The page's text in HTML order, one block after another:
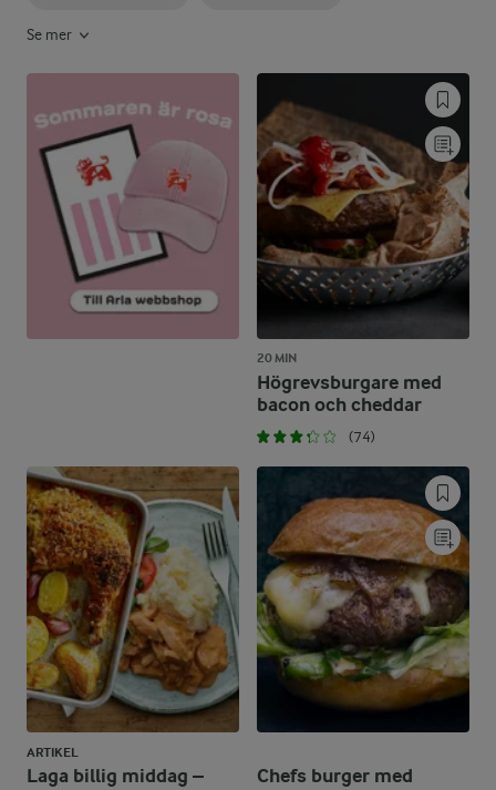
Se mer
20 MIN
Högrevsburgare med
bacon och cheddar
(74)
ARTIKEL
Laga billig middag –
Chefs burger med